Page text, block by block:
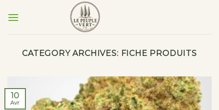
CATEGORY ARCHIVES: FICHE PRODUITS
10
Avr